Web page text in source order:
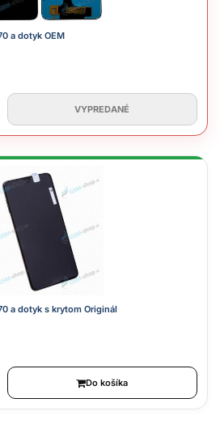
a dotyk OEM
VYPREDANÉ
a dotyk s krytom Originál
Do košíka